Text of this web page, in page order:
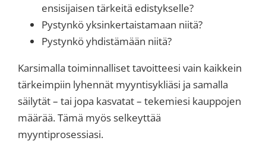
ensisijaisen tärkeitä edistykselle?
Pystynkö yksinkertaistamaan niitä?
Pystynkö yhdistämään niitä?
Karsimalla toiminnalliset tavoitteesi vain kaikkein
tärkeimpiin lyhennät myyntisykliäsi ja samalla
säilytät – tai jopa kasvatat – tekemiesi kauppojen
määrää. Tämä myös selkeyttää
myyntiprosessiasi.